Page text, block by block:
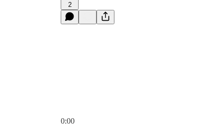
2
0:00